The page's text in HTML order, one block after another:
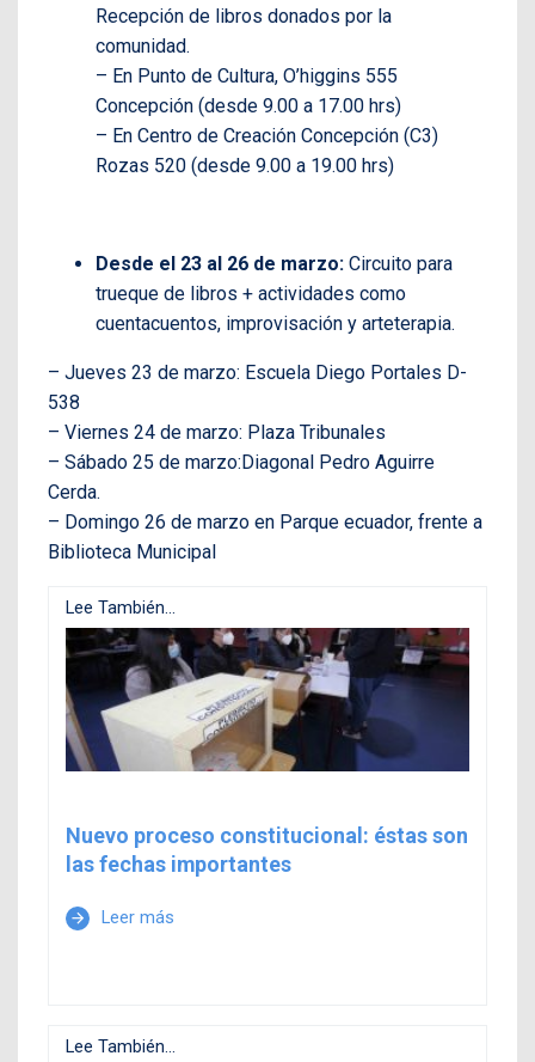
Recepción de libros donados por la
comunidad.
– En Punto de Cultura, O’higgins 555
Concepción (desde 9.00 a 17.00 hrs)
– En Centro de Creación Concepción (C3)
Rozas 520 (desde 9.00 a 19.00 hrs)
Desde el 23 al 26 de marzo: Circuito para
trueque de libros + actividades como
cuentacuentos, improvisación y arteterapia.
– Jueves 23 de marzo: Escuela Diego Portales D-
538
– Viernes 24 de marzo: Plaza Tribunales
– Sábado 25 de marzo:Diagonal Pedro Aguirre
Cerda.
– Domingo 26 de marzo en Parque ecuador, frente a
Biblioteca Municipal
Lee También...
Nuevo proceso constitucional: éstas son
las fechas importantes
arrow_forward Leer más
Lee También...